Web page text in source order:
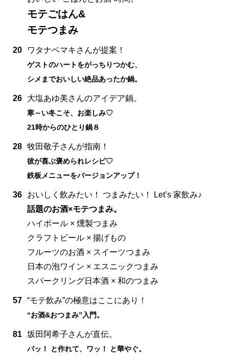
モテごはん&
モテつまみ
20 ワタナベマキさんが提案！
ゲストのハートをがっちりつかむ、
シメまでおいしい絶品あったか鍋。
26 大塩あゆ美さんのアイデア鍋。
寒～い冬こそ、お楽しみ♡
21時からのひとり鍋８
28 牧田敬子さんが指南！
彼が喜ぶ褒められレシピ♡
鉄板メニューをバージョンアップ！
36
おいしく飲みたい！ つまみたい！ Let’s 家飲み♪
話題のお酒×モテつまみ。
ハイボール × 燻製つまみ
クラフトビール × 揚げもの
フルーツのお酒 × スイーツつまみ
日本の泡ワイン × エスニックつまみ
スパークリング日本酒 × 和のつまみ
57 “モテ飲み”の極意はここにあり！
“お酒&おつまみ”入門。
81 坂田阿希子さんが直伝。
パッ！ と作れて、ワッ！ と華やぐ。